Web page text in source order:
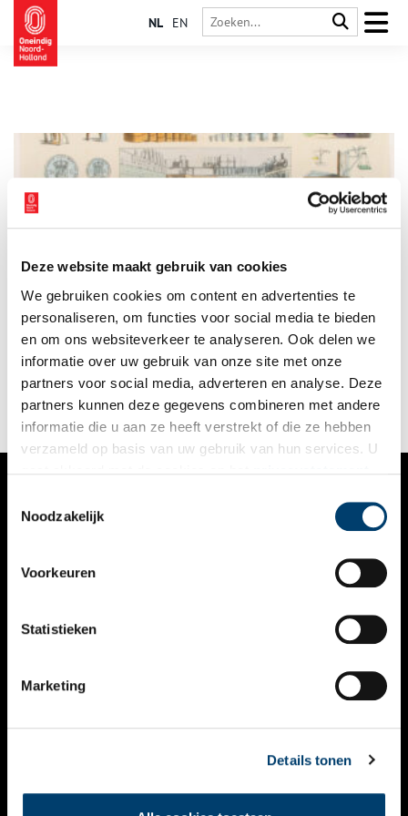
Deze website maakt gebruik van cookies
We gebruiken cookies om content en advertenties te
personaliseren, om functies voor social media te bieden
en om ons websiteverkeer te analyseren. Ook delen we
informatie over uw gebruik van onze site met onze
partners voor social media, adverteren en analyse. Deze
partners kunnen deze gegevens combineren met andere
informatie die u aan ze heeft verstrekt of die ze hebben
verzameld op basis van uw gebruik van hun services. U
Noodzakelijk
Voorkeuren
Statistieken
Marketing
Details tonen
NL EN
Meten is weten. Maar als een pond niet overal evenveel is,
wordt dat lastiger. Tot in de late 18de eeuw hanteerde elke
stad zijn eigen maateenheden. Daar waren mensen zo aan
gewend, dat het invoeren van uniforme meters, grammen en
liters niet over één nacht ijs ging. Er moesten wetten en
verboden aan te pas komen, om mensen van de oude maten af
te krijgen. Bepaalde oude maten hebben het tot in de 20e
eeuw overleefd.
VERHALEN
KALENDER
THEMA’S
VIDEO’S
CONTACT